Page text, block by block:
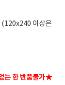
(120x240 이상은
는 한 반품불가★